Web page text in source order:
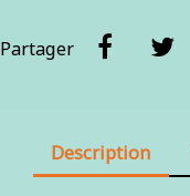
Partager
Description